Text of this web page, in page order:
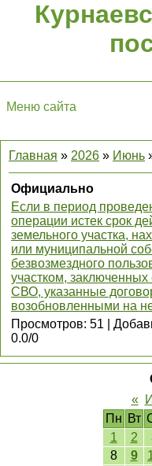
Меню сайта
Главная » 2026 » Июнь
Официально
Если в период
операции истек срок
земельного участка,
или муниципальной
безвозмездного
участком,
СВО, указанные
возобновленными на
Просмотров: 51
0.0/0
«
Пн Вт
1
2
8
9